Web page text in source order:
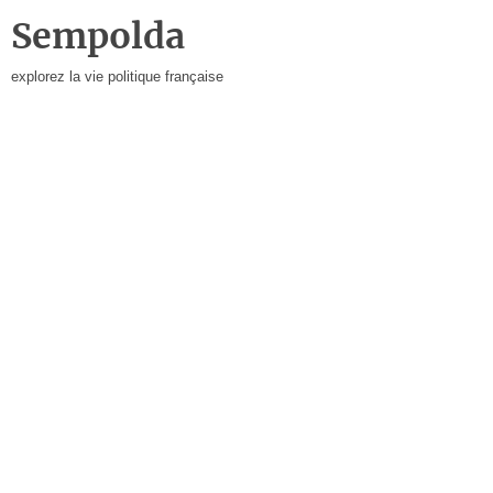
Sempolda
explorez la vie politique française